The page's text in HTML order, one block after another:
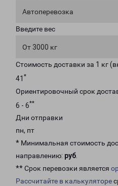
Автоперевозка
Введите вес
От 3000 кг
Стоимость доставки за 1 кг
41 *
Ориентировочный срок
6 - 6**
Дни отправки
пн, пт
* Минимальная стоимость
направлению: руб.
** Срок перевозки является
Рассчитайте в калькуляторе